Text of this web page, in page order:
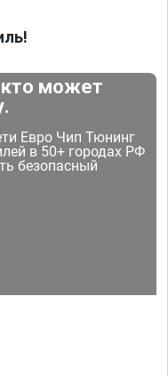
может
Евро Чип Тюнинг
в 50+ городах РФ
безопасный